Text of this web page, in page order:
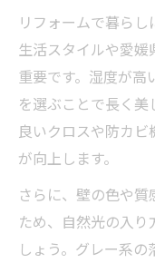
リフォームで暮ら
生活スタイルや愛
重要です。湿度が
を選ぶことで長く
良いクロスや防カ
が向上します。
さらに、壁の色や
ため、自然光の入
しょう。グレー系